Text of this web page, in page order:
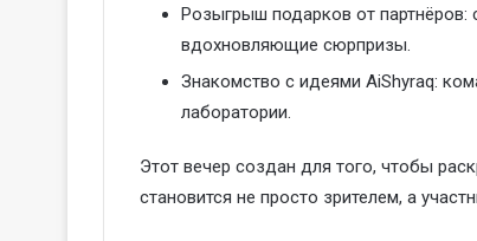
Розыгрыш подарков от партнёров:
вдохновляющие сюрпризы.
Знакомство с идеями AiShyraq:
лаборатории.
Этот вечер создан для того, чтобы
становится не просто зрителем, а